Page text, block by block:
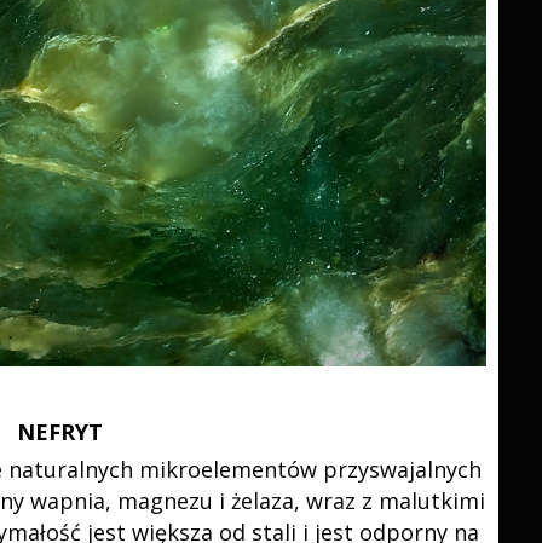
NEFRYT
naturalnych mikroelementów przyswajalnych
wapnia, magnezu i żelaza, wraz z malutkimi
jest większa od stali i jest odporny na